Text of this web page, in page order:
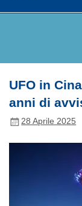
UFO in
anni di
28 Aprile 2025